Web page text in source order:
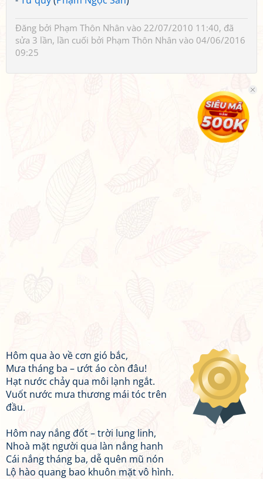
Đăng bởi Phạm Thôn Nhân vào 22/07/2010 11:40, đã
sửa 3 lần, lần cuối bởi Phạm Thôn Nhân vào 04/06/2016
09:25
Hôm qua ào về cơn gió bắc,
Mưa tháng ba – ướt áo còn đâu!
Hạt nước chảy qua môi lạnh ngắt.
Vuốt nước mưa thương mái tóc trên
đầu.
Hôm nay nắng đốt – trời lung linh,
Nhoà mặt người qua làn nắng hanh
Cái nắng tháng ba, dễ quên mũ nón
Lộ hào quang bao khuôn mặt vô hình.